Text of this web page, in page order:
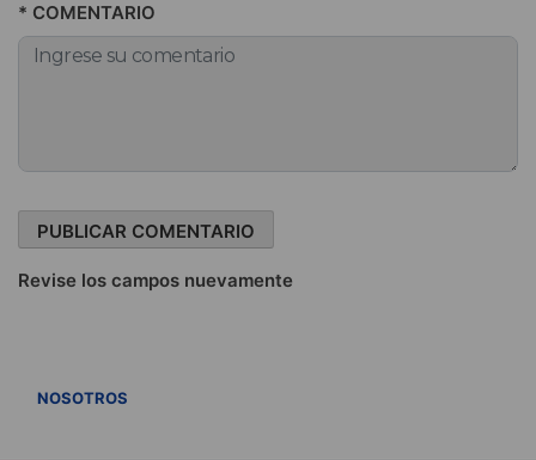
* COMENTARIO
Revise los campos nuevamente
NOSOTROS